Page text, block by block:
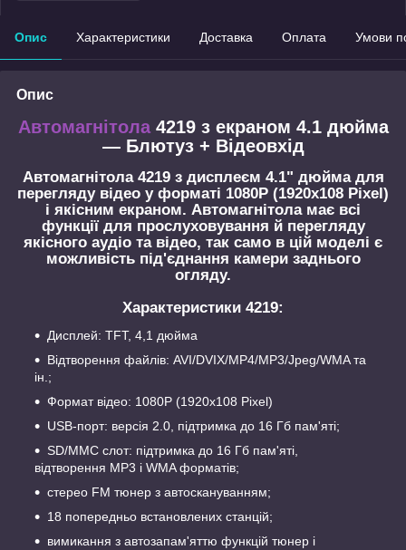
Опис Характеристики Доставка Оплата Умови
Опис
Автомагнітола4219 з екраном 4.1 дюйма
— Блютуз + Відеовхід
Автомагнітола 4219 з дисплеєм 4.1" дюйма для
перегляду відео у форматі 1080P (1920x108 Pixel)
і якісним екраном. Автомагнітола має всі
функції для прослуховування й перегляду
якісного аудіо та відео, так само в цій моделі є
можливість під'єднання камери заднього
огляду.
Характеристики 4219:
Дисплей: TFT, 4,1 дюйма
Відтворення файлів: AVI/DVIX/MP4/МР3/Jpeg/WMA та
ін.;
Формат відео: 1080P (1920x108 Pixel)
USB-порт: версія 2.0, підтримка до 16 Гб пам'яті;
SD/MMC слот: підтримка до 16 Гб пам'яті,
відтворення МР3 і WMA форматів;
стерео FM тюнер з автоскануванням;
18 попередньо встановлених станцій;
вимикання з автозапам'яттю функцій тюнер і